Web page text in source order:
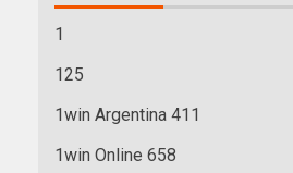
1
125
1win Argentina 411
1win Online 658